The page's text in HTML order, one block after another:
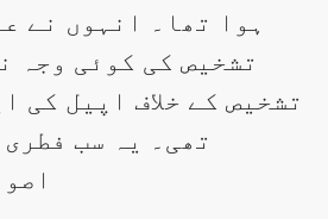
ہوا تھا۔ انہوں نے
تشخیص کی کوئی وجہ
تشخیص کے خلاف اپیل کی
تھی۔ یہ سب